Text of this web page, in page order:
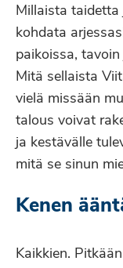
Millaista
kohdata
paikoissa,
Mitä sellaista
vielä missään
talous voivat
ja kestävälle
mitä se sinun
Kenen
Kaikkien.